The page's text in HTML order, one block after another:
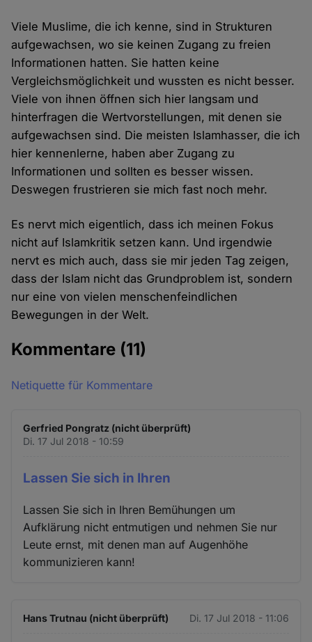
Viele Muslime, die ich kenne, sind in Strukturen
aufgewachsen, wo sie keinen Zugang zu freien
Informationen hatten. Sie hatten keine
Vergleichsmöglichkeit und wussten es nicht besser.
Viele von ihnen öffnen sich hier langsam und
hinterfragen die Wertvorstellungen, mit denen sie
aufgewachsen sind. Die meisten Islamhasser, die ich
hier kennenlerne, haben aber Zugang zu
Informationen und sollten es besser wissen.
Deswegen frustrieren sie mich fast noch mehr.
Es nervt mich eigentlich, dass ich meinen Fokus
nicht auf Islamkritik setzen kann. Und irgendwie
nervt es mich auch, dass sie mir jeden Tag zeigen,
dass der Islam nicht das Grundproblem ist, sondern
nur eine von vielen menschenfeindlichen
Bewegungen in der Welt.
Kommentare (11)
Netiquette für Kommentare
Gerfried Pongratz (nicht überprüft)
Di. 17 Jul 2018 - 10:59
Lassen Sie sich in Ihren
Lassen Sie sich in Ihren Bemühungen um
Aufklärung nicht entmutigen und nehmen Sie nur
Leute ernst, mit denen man auf Augenhöhe
kommunizieren kann!
Hans Trutnau (nicht überprüft) Di. 17 Jul 2018 - 11:06